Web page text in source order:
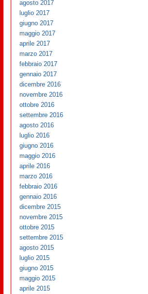
agosto 2017
luglio 2017
giugno 2017
maggio 2017
aprile 2017
marzo 2017
febbraio 2017
gennaio 2017
dicembre 2016
novembre 2016
ottobre 2016
settembre 2016
agosto 2016
luglio 2016
giugno 2016
maggio 2016
aprile 2016
marzo 2016
febbraio 2016
gennaio 2016
dicembre 2015
novembre 2015
ottobre 2015
settembre 2015
agosto 2015
luglio 2015
giugno 2015
maggio 2015
aprile 2015